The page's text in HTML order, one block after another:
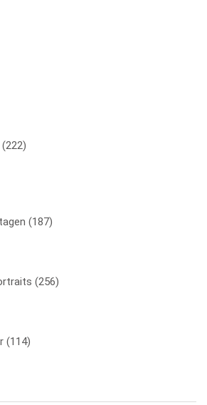
(222)
(187)
(256)
(114)